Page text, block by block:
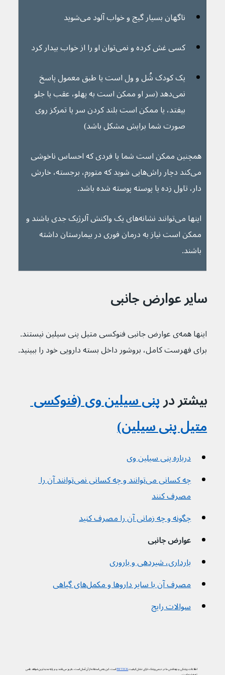
ناگهان بسیار گیج و خواب آلود می‌شوید
کسی غش کرده و نمی‌توان او را از خواب بیدار کرد
یک کودک شُل و ول است یا طبق معمول پاسخ
نمی‌دهد (سر او ممکن است به پهلو، عقب یا جلو
بیفتد، یا ممکن است بلند کردن سر یا تمرکز روی
صورت شما برایش مشکل باشد)
همچنین ممکن است شما یا فردی که احساس ناخوشی
می‌کند دچار راش‌هایی شوید که متورم، برجسته، خارش
دار، تاول زده یا پوسته پوسته شده باشد.
اینها می‌توانند نشانه‌های یک واکنش آلرژیک جدی باشند و
ممکن است نیاز به درمان فوری در بیمارستان داشته
باشند.
سایر عوارض جانبی
اینها همه‌ی عوارض جانبی فنوکسی متیل پنی سیلین نیستند.
برای فهرست کامل، بروشور داخل بسته دارویی خود را ببینید.
بیشتر در پنی سیلین وی (فنوکسی
متیل پنی سیلین)
درباره پنی سیلین وی
چه کسانی می‌توانند و چه کسانی نمی‌توانند آن را
مصرف کنند
چگونه و چه زمانی آن را مصرف کنید
عوارض جانبی
بارداری، شیردهی و باروری
مصرف آن با سایر داروها و مکمل‌های گیاهی
سوالات رایج
اطلاعات پزشکی و بهداشتی ما در دیجی‌پزشک دارای نشان کیفیتPIF TICKاست. این یعنی استفاده از آن آسان است، به‌روز می‌باشد و بر پایه جدیدترین شواهد علمی